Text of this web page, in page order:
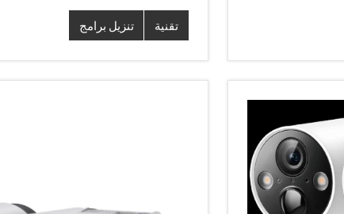
تقنية تنزيل برامج